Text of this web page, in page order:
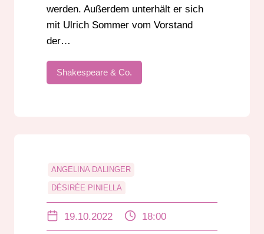
werden. Außerdem unterhält er sich
mit Ulrich Sommer vom Vorstand
der…
Shakespeare & Co.
ANGELINA DALINGER
DÉSIRÉE PINIELLA
KULTURTICKET
19.10.2022 18:00